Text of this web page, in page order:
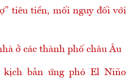
tiêu tiền, mối nguy đối với
ở các thành phố châu Âu
bản ứng phó El Niño